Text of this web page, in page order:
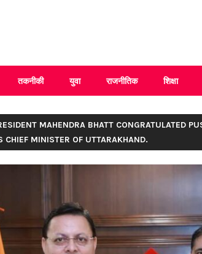
तकनीकी युवा राजनीतिक शिक्षा
MAHENDRA BHATT CONGRATULATED
CHIEF MINISTER OF UTTARAKHAND.